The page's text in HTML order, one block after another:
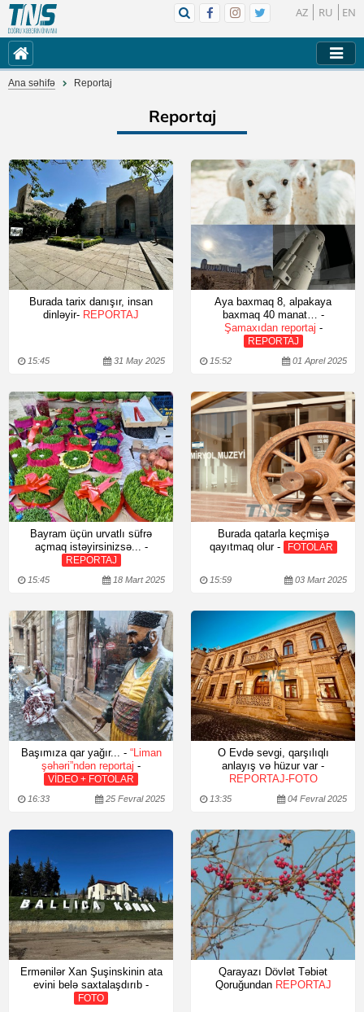
AZ RU EN
Ana səhifə Reportaj
Reportaj
Burada tarix danışır, insan
dinləyir- REPORTAJ
15:45 31 May 2025
Aya baxmaq 8, alpakaya
baxmaq 40 manat… -
Şamaxıdan reportaj -
REPORTAJ
15:52 01 Aprel 2025
Bayram üçün urvatlı süfrə
açmaq istəyirsinizsə... -
REPORTAJ
15:45 18 Mart 2025
Burada qatarla keçmişə
qayıtmaq olur -
FOTOLAR
15:59 03 Mart 2025
Başımıza qar yağır... - “Liman
şəhəri”ndən reportaj -
VİDEO + FOTOLAR
16:33 25 Fevral 2025
O Evdə sevgi, qarşılıqlı
anlayış və hüzur var -
REPORTAJ-FOTO
13:35 04 Fevral 2025
Ermənilər Xan Şuşinskinin ata
evini belə saxtalaşdırıb -
FOTO
Qarayazı Dövlət Təbiət
Qoruğundan REPORTAJ